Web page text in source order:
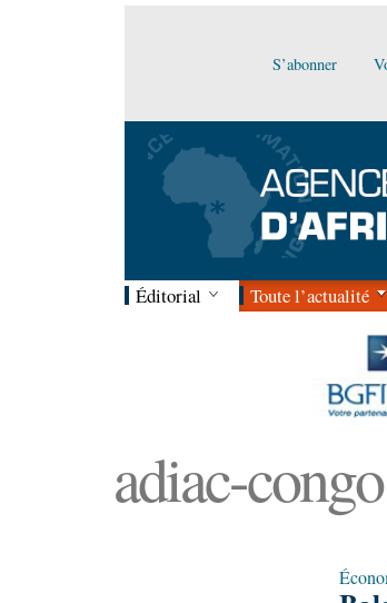
S’abonner
Éditorial Toute l’actualité
adiac-